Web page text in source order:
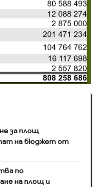
за площ
на бюджет от
по
на площ и